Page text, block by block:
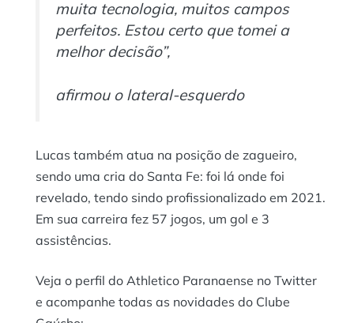
muita tecnologia, muitos campos
perfeitos. Estou certo que tomei a
melhor decisão”,
afirmou o lateral-esquerdo
Lucas também atua na posição de zagueiro,
sendo uma cria do Santa Fe: foi lá onde foi
revelado, tendo sindo profissionalizado em 2021.
Em sua carreira fez 57 jogos, um gol e 3
assistências.
Veja o perfil do Athletico Paranaense no Twitter
e acompanhe todas as novidades do Clube